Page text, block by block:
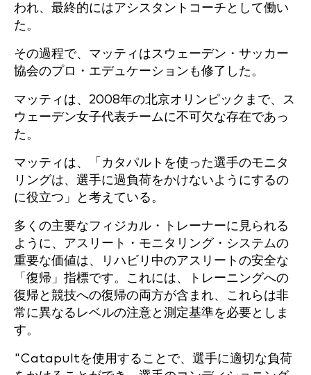
われ、最終的にはアシスタントコーチとして働い
た。
その過程で、マッティはスウェーデン・サッカー
協会のプロ・エデュケーションも修了した。
マッティは、2008年の北京オリンピックまで、ス
ウェーデン女子代表チームに不可欠な存在であっ
た。
マッティは、「カタパルトを使った選手のモニタ
リングは、選手に過負荷をかけないようにするの
に役立つ」と考えている。
多くの主要なフィジカル・トレーナーに見られる
ように、アスリート・モニタリング・システムの
重要な価値は、リハビリ中のアスリートの安全な
「復帰」指標です。これには、トレーニングへの
復帰と競技への復帰の両方が含まれ、これらは非
常に異なるレベルの注意と測定基準を必要としま
す。
"Catapultを使用することで、選手に適切な負荷